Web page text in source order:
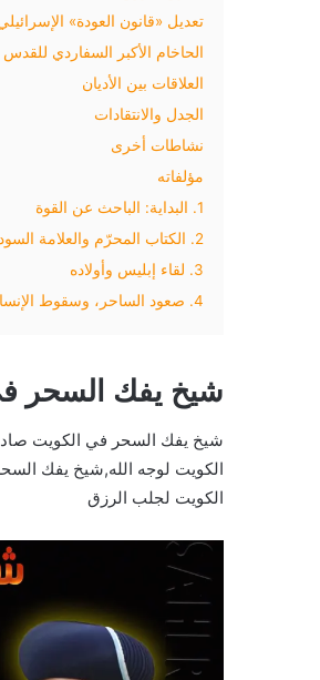
تعديل «قانون العودة»
الحاخام الأكبر السفاردي للقدس
العلاقات بين الأديان
الجدل والانتقادات
نشاطات أخرى
مؤلفاته
1. البداية: الباحث عن القوة
2. الكتاب المحرّم والعلامة السوداء
3. لقاء إبليس وأولاده
4. صعود الساحر، وسقوط الإنسان
شيخ يفك السحر
شيخ يفك السحر في الكويت
الكويت لوجه الله,شيخ يفك
الكويت لجلب الرزق